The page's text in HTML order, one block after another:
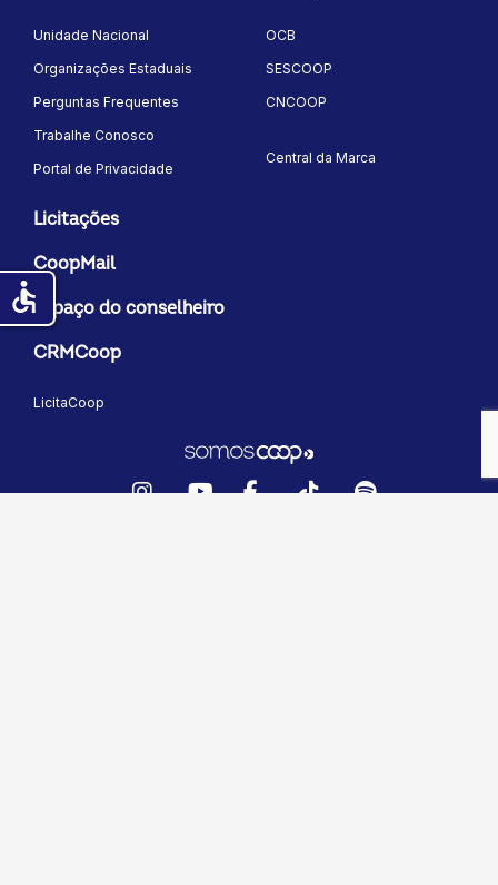
Unidade Nacional
Organizações Estaduais
Perguntas Frequentes
Trabalhe Conosco
Portal de Privacidade
OCB
SESCOOP
CNCOOP
Central da Marca
Licitações
CoopMail
Espaço do conselheiro
CRMCoop
LicitaCoop
accessible